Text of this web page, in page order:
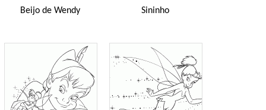
Beijo de Wendy Sininho